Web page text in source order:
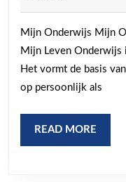
Mijn Onderwijs Mijn
Mijn Leven Onderwijs
Het vormt de basis
op persoonlijk als
READ MORE
MORE